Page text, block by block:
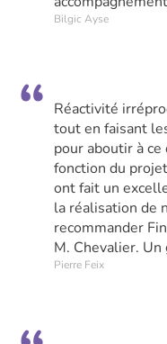
Bilgic Ayse
Réactivité
tout en faisant
pour aboutir à
fonction du
ont fait un
la réalisation de
recommander
M. Chevalier. Un
Pierre Feix